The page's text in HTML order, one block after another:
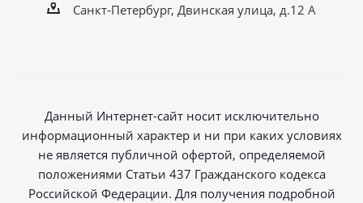
Санкт-Петербург, Двинская улица, д.12 А
Данный Интернет-сайт носит исключительно
информационный характер и ни при каких условиях
не является публичной офертой, определяемой
положениями Статьи 437 Гражданского кодекса
Российской Федерации. Для получения подробной